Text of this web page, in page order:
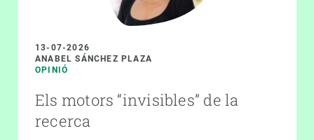
13-07-2026
ANABEL SÁNCHEZ PLAZA
OPINIÓ
Els motors “invisibles” de la
recerca